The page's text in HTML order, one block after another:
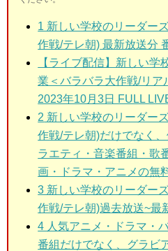
1 新しい学校のリーダー
作戦/テレ朝) 最新放送分
【ライブ配信】新しい学
業＜バラバラ大作戦/リア
2023年10月3日 FULL
2 新しい学校のリーダー
作戦/テレ朝)だけでなく
ラエティ・音楽番組・歌
画・ドラマ・アニメの無
3 新しい学校のリーダー
作戦/テレ朝)過去放送~最
4 人気アニメ・ドラマ・
番組だけでなく、グラビ